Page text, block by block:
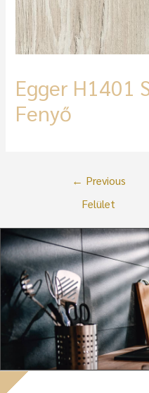
Egger H1401
Fenyő
← Previous
Felület